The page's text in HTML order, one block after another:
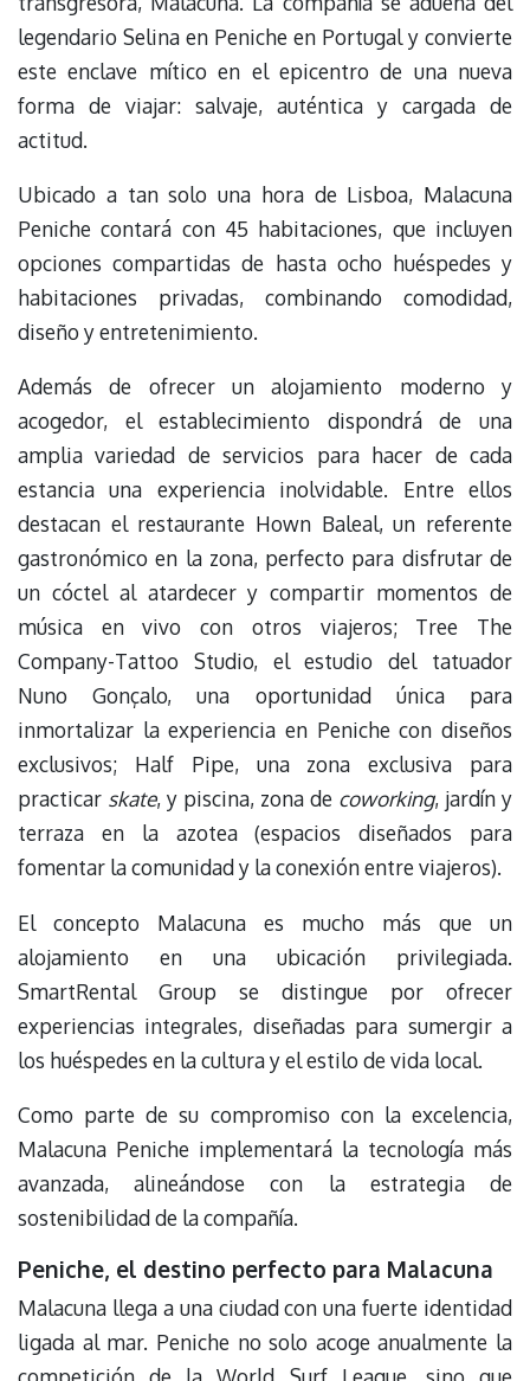
legendario Selina en Peniche en Portugal y convierte
este enclave mítico en el epicentro de una nueva
forma de viajar: salvaje, auténtica y cargada de
actitud.
Ubicado a tan solo una hora de Lisboa, Malacuna
Peniche contará con 45 habitaciones, que incluyen
opciones compartidas de hasta ocho huéspedes y
habitaciones privadas, combinando comodidad,
diseño y entretenimiento.
Además de ofrecer un alojamiento moderno y
acogedor, el establecimiento dispondrá de una
amplia variedad de servicios para hacer de cada
estancia una experiencia inolvidable. Entre ellos
destacan el restaurante Hown Baleal, un referente
gastronómico en la zona, perfecto para disfrutar de
un cóctel al atardecer y compartir momentos de
música en vivo con otros viajeros; Tree The
Company-Tattoo Studio, el estudio del tatuador
Nuno Gonçalo, una oportunidad única para
inmortalizar la experiencia en Peniche con diseños
exclusivos; Half Pipe, una zona exclusiva para
practicar skate, y piscina, zona de coworking, jardín y
terraza en la azotea (espacios diseñados para
fomentar la comunidad y la conexión entre viajeros).
El concepto Malacuna es mucho más que un
alojamiento en una ubicación privilegiada.
SmartRental Group se distingue por ofrecer
experiencias integrales, diseñadas para sumergir a
los huéspedes en la cultura y el estilo de vida local.
Como parte de su compromiso con la excelencia,
Malacuna Peniche implementará la tecnología más
avanzada, alineándose con la estrategia de
sostenibilidad de la compañía.
Peniche, el destino perfecto para Malacuna
Malacuna llega a una ciudad con una fuerte identidad
ligada al mar. Peniche no solo acoge anualmente la